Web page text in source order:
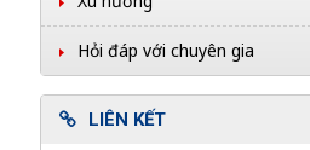
Hỏi đáp với chuyên gia
LIÊN KẾT